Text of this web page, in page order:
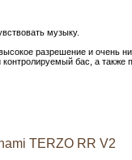
музыку.
разрешение и очень
бас, а также
TERZO RR V2